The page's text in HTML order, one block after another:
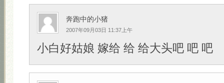
奔跑中的小猪
2007年09月03日 11:37上午
小白好姑娘 嫁给 给 给大头吧 吧 吧